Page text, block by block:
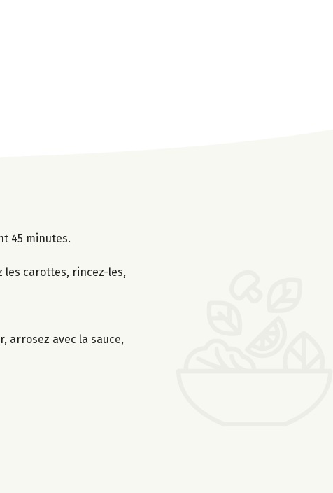
45 minutes.
les carottes, rincez-les,
arrosez avec la sauce,